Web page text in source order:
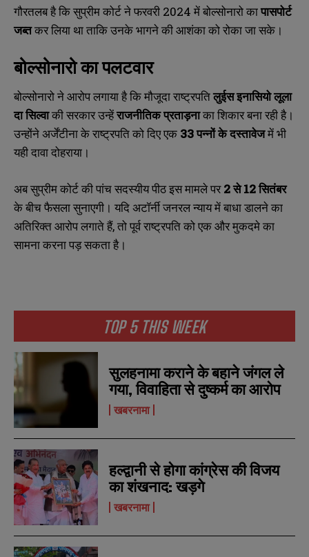
N
a
m
e
*
E
m
b
SUBMIT
N
a
m
e
*
E
m
b
SUBMIT
TOP 5 THIS WEEK
सुलहनामा कराने के बहाने जंगल ले
गया, विवाहिता से दुष्कर्म का आरोप
खबरनामा
हल्द्वानी से होगा कांग्रेस की विजय
का शंखनाद: खड़गे
खबरनामा
गौरतलब है कि सुप्रीम कोर्ट ने फरवरी 2024 में बोल्सोनारो कापासपोर्ट
जब्तकर लिया था ताकि उनके भागने की आशंका को रोका जा सके।
बोल्सोनारो का पलटवार
बोल्सोनारो ने आरोप लगाया है कि मौजूदा राष्ट्रपतिलुईस इनासियो लूला
दा सिल्वाकी सरकार उन्हेंराजनीतिक प्रताड़नाका शिकार बना रही है।
उन्होंने अर्जेंटीना के राष्ट्रपति को दिए एक 33पन्नों के दस्तावेजमें भी
यही दावा दोहराया।
अब सुप्रीम कोर्ट की पांच सदस्यीय पीठ इस मामले पर2से 12सितंबर
के बीच फैसला सुनाएगी। यदि अटॉर्नी जनरल न्याय में बाधा डालने का
अतिरिक्त आरोप लगाते हैं, तो पूर्व राष्ट्रपति को एक और मुकदमे का
सामना करना पड़ सकता है।